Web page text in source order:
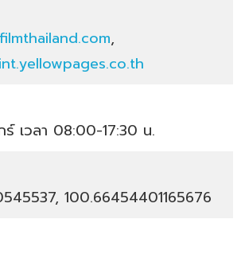
,
เวลา 08:00-17:30 น.
100.66454401165676